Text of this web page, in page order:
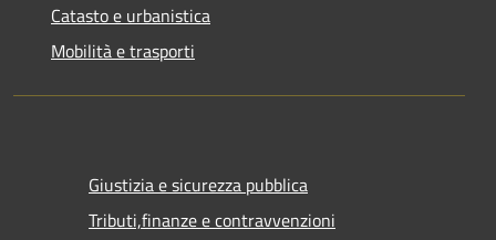
Catasto e urbanistica
Mobilità e trasporti
Giustizia e sicurezza pubblica
Tributi,finanze e contravvenzioni